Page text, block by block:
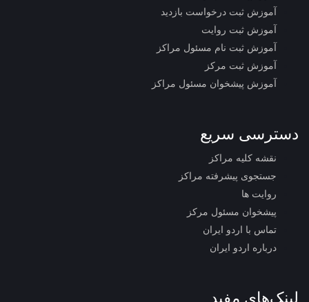
آموزش ثبت درخواست بازدید
آموزش ثبت روایت
آموزش ثبت نام مسئول مراکز
آموزش ثبت مرکز
آموزش پیشخوان مسئول مراکز
دسترسی سریع
نقشه کلیه مراکز
جستجوی پیشرفته مراکز
روایت ها
پیشخوان مسئول مرکز
تماس با اردو ایران
درباره اردو ایران
لینک‌های مفید